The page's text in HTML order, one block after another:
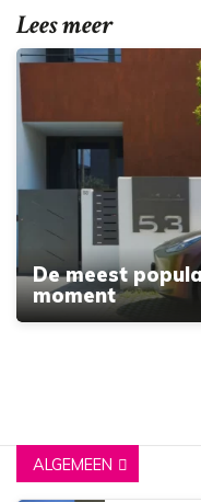
Lees meer
De meest
moment
ALGEMEEN